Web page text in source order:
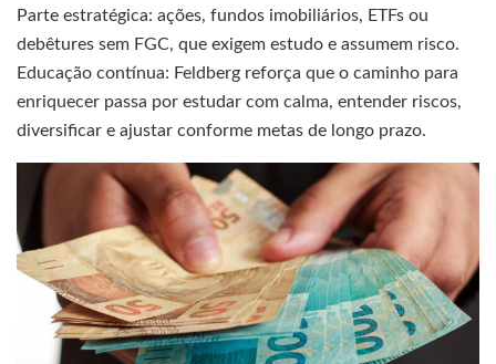
Parte estratégica: ações, fundos imobiliários, ETFs ou
debêtures sem FGC, que exigem estudo e assumem risco.
Educação contínua: Feldberg reforça que o caminho para
enriquecer passa por estudar com calma, entender riscos,
diversificar e ajustar conforme metas de longo prazo.